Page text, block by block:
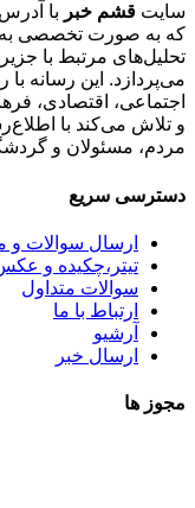
سایت قشم خبر با آدرس
که به صورت تخصصی به
تحلیل‌های مرتبط با
می‌پردازد. این رسانه با
اجتماعی، اقتصادی،
و تلاش می‌کند با
مردم، مسئولان و
دسترسی سریع
ارسال سوالات و
تیتر،چکیده و عکس
سوالات متداول
ارتباط با ما
آرشیو
ارسال خبر
مجوز ها